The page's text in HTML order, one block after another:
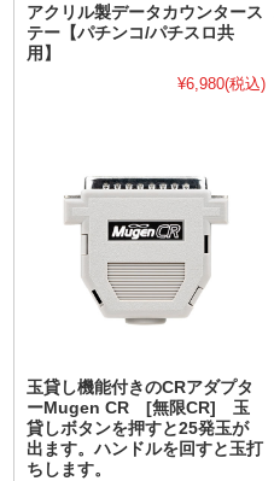
アクリル製データカウンタース
テー【パチンコ/パチスロ共
用】
¥6,980(税込)
玉貸し機能付きのCRアダプタ
ーMugen CR [無限CR] 玉
貸しボタンを押すと25発玉が
出ます。ハンドルを回すと玉打
ちします。